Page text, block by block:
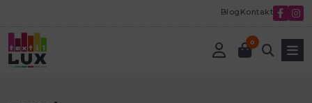
Blog Kontakt
0
Úvod